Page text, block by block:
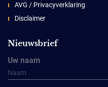
AVG / Privacyverklaring
Disclaimer
Nieuwsbrief
Uw naam